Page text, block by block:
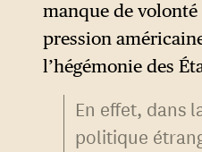
manque de volonté
pression
l’hégémonie des
En effet, dans
politique